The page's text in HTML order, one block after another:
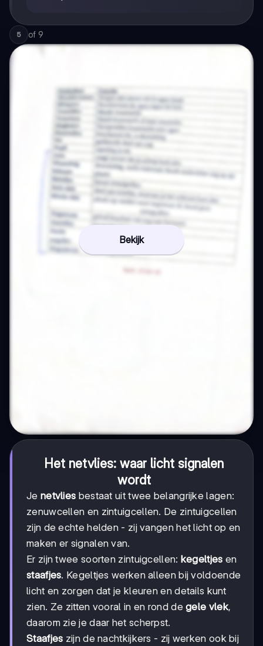
5 of 9
Bekijk
Het netvlies: waar licht signalen
wordt
Je netvlies bestaat uit twee belangrijke lagen:
zenuwcellen en zintuigcellen. De zintuigcellen
zijn de echte helden - zij vangen het licht op en
maken er signalen van.
Er zijn twee soorten zintuigcellen: kegeltjes en
staafjes. Kegeltjes werken alleen bij voldoende
licht en zorgen dat je kleuren en details kunt
zien. Ze zitten vooral in en rond degele vlek,
daarom zie je daar het scherpst.
Staafjes zijn de nachtkijkers - zij werken ook bij